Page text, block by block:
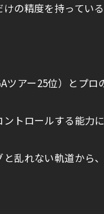
の精度を持っている
ツアー25位）とプロ
トロールする能力
乱れない軌道から